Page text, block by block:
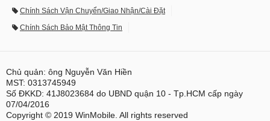
Chính Sách Vận Chuyển/Giao Nhận/Cài Đặt
Chính Sách Bảo Mật Thông Tin
Chủ quản: ông Nguyễn Văn Hiền
MST: 0313745949
Số ĐKKD: 41J8023684 do UBND quận 10 - Tp.HCM cấp ngày
07/04/2016
Copyright © 2019 WinMobile. All rights reserved